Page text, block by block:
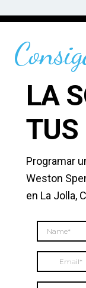
LA
TUS
Programar
Weston
en La Jolla,